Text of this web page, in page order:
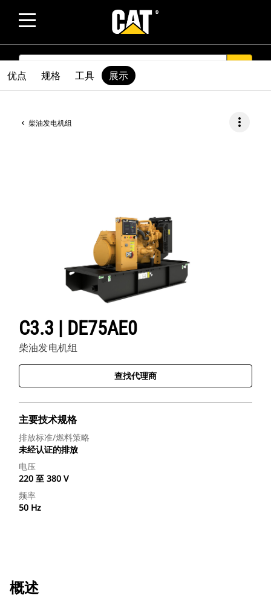
SEARCH
柴油发电机组 more_vert
C3.3 | DE75AE0
柴油发电机组
查找代理商
主要技术规格
排放标准/燃料策略
未经认证的排放
电压
220 至 380 V
频率
50 Hz
优点 规格 工具 展示
概述